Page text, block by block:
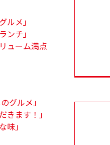
ルメ」
ンチ」
ューム満点
グルメ」
きます！」
味」